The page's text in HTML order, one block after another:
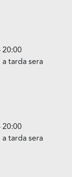
tarda sera
tarda sera